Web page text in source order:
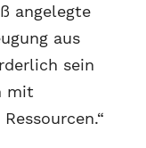
angelegte
aus
sein
mit